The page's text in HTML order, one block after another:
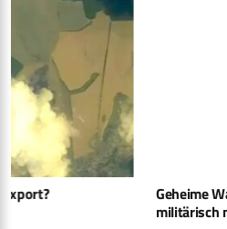
Geheime Waffenlieferungen?
militärisch näher zusammen